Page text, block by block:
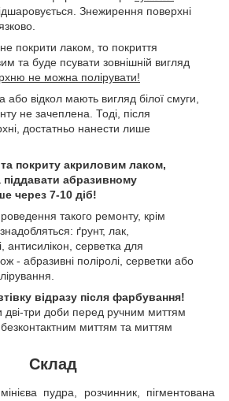
Знежирення поверхні
покрити лаком, то покриття
та буде псувати зовнішній вигляд
не можна полірувати!
відкол мають вигляд білої смуги,
не зачеплена. Тоді, після
достатньо нанести лише
покриту акриловим лаком,
абразивному
через 7-10 діб!
такого ремонту, крім
ґрунт, лак,
антисилікон, серветка для
- абразивні поліролі, серветки або
відразу після фарбування!
дві-три доби перед ручним миттям
миттям та миттям
Склад
пудра, розчинник, пігментована